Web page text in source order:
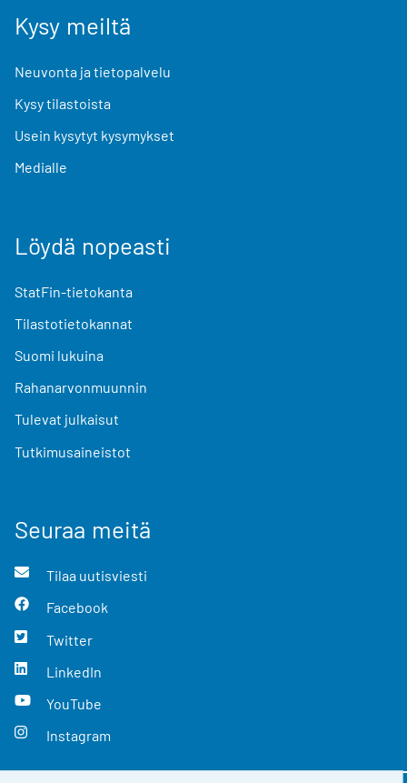
Kysy meiltä
Neuvonta ja tietopalvelu
Kysy tilastoista
Usein kysytyt kysymykset
Medialle
Löydä nopeasti
StatFin-tietokanta
Tilastotietokannat
Suomi lukuina
Rahanarvonmuunnin
Tulevat julkaisut
Tutkimusaineistot
Seuraa meitä
Tilaa uutisviesti
Facebook
Twitter
LinkedIn
YouTube
Instagram